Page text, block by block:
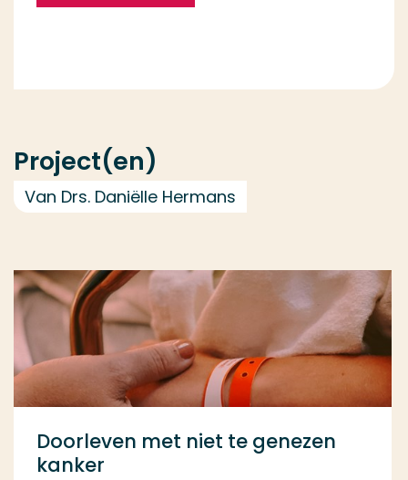
Project(en)
Van Drs. Daniëlle Hermans
Doorleven met niet te genezen
kanker